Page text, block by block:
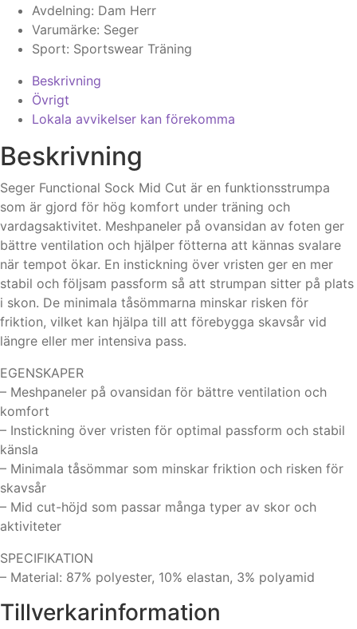
Avdelning: Dam Herr
Varumärke: Seger
Sport: Sportswear Träning
Beskrivning
Övrigt
Lokala avvikelser kan förekomma
Beskrivning
Seger Functional Sock Mid Cut är en funktionsstrumpa
som är gjord för hög komfort under träning och
vardagsaktivitet. Meshpaneler på ovansidan av foten ger
bättre ventilation och hjälper fötterna att kännas svalare
när tempot ökar. En instickning över vristen ger en mer
stabil och följsam passform så att strumpan sitter på plats
i skon. De minimala tåsömmarna minskar risken för
friktion, vilket kan hjälpa till att förebygga skavsår vid
längre eller mer intensiva pass.
EGENSKAPER
– Meshpaneler på ovansidan för bättre ventilation och
komfort
– Instickning över vristen för optimal passform och stabil
känsla
– Minimala tåsömmar som minskar friktion och risken för
skavsår
– Mid cut-höjd som passar många typer av skor och
aktiviteter
SPECIFIKATION
– Material: 87% polyester, 10% elastan, 3% polyamid
Tillverkarinformation